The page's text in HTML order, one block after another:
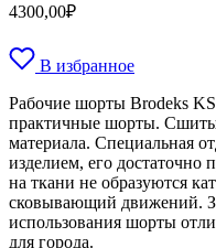
4300,00₽
В избранное
Рабочие шорты Brodeks
практичные шорты. Сшиты
материала. Специальная
изделием, его достаточно
на ткани не образуются
сковывающий движений.
использования шорты
для города.